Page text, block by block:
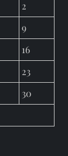
2
9
16
23
30